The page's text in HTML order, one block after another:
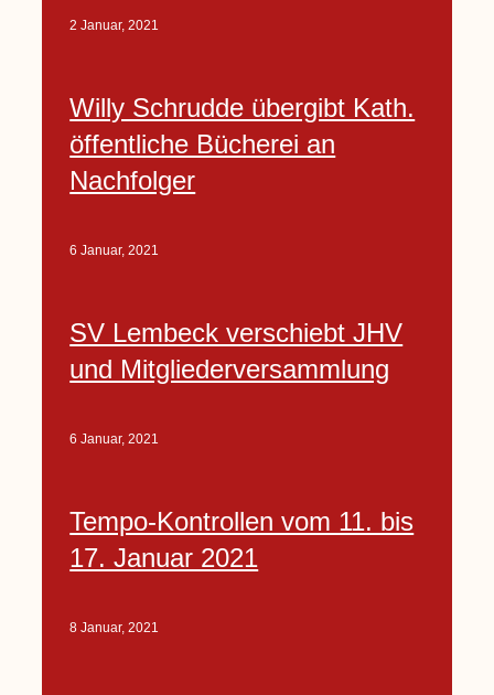
2 Januar, 2021
Willy Schrudde übergibt Kath.
öffentliche Bücherei an
Nachfolger
6 Januar, 2021
SV Lembeck verschiebt JHV
und Mitgliederversammlung
6 Januar, 2021
Tempo-Kontrollen vom 11. bis
17. Januar 2021
8 Januar, 2021